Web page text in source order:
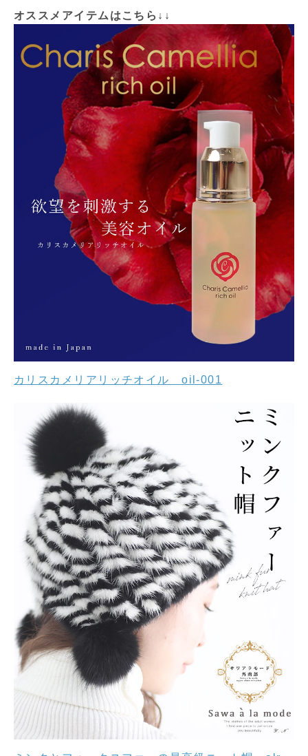
オススメアイテムはこちら↓↓
カリスカメリアリッチオイル oil-001